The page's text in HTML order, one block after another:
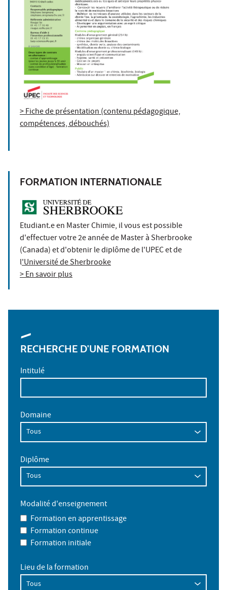
> Fiche de présentation (contenu pédagogique,
compétences, débouchés)
FORMATION INTERNATIONALE
Etudiant.e en Master Chimie, il vous est possible
d'effectuer votre 2e année de Master à Sherbrooke
(Canada) et d'obtenir le diplôme de l'UPEC et de
l'Université de Sherbrooke
> En savoir plus
RECHERCHE D'UNE FORMATION
Intitulé
Domaine
Diplôme
Modalité d'enseignement
Formation en apprentissage
Formation continue
Formation initiale
Lieu de la formation